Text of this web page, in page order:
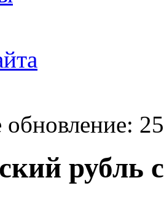
обновление:
рубль